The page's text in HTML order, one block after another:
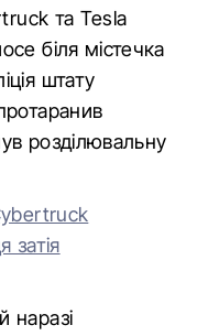
та Tesla
біля містечка
штату
розділювальну
затія
наразі